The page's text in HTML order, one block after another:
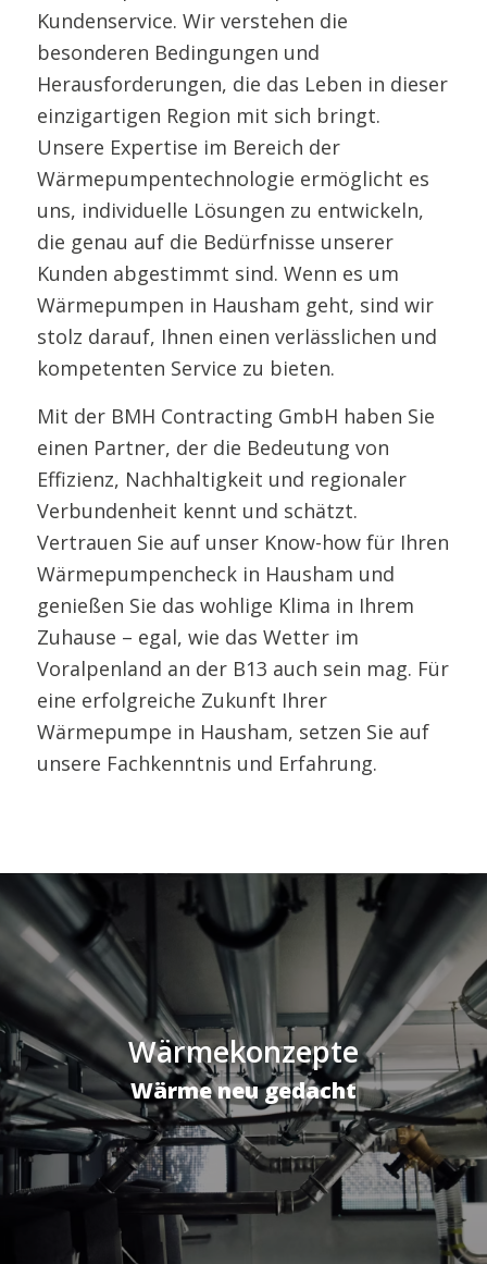
Kundenservice. Wir verstehen die
besonderen Bedingungen und
Herausforderungen, die das Leben in dieser
einzigartigen Region mit sich bringt.
Unsere Expertise im Bereich der
Wärmepumpentechnologie ermöglicht es
uns, individuelle Lösungen zu entwickeln,
die genau auf die Bedürfnisse unserer
Kunden abgestimmt sind. Wenn es um
Wärmepumpen in Hausham geht, sind wir
stolz darauf, Ihnen einen verlässlichen und
kompetenten Service zu bieten.
Mit der BMH Contracting GmbH haben Sie
einen Partner, der die Bedeutung von
Effizienz, Nachhaltigkeit und regionaler
Verbundenheit kennt und schätzt.
Vertrauen Sie auf unser Know-how für Ihren
Wärmepumpencheck in Hausham und
genießen Sie das wohlige Klima in Ihrem
Zuhause – egal, wie das Wetter im
Voralpenland an der B13 auch sein mag. Für
eine erfolgreiche Zukunft Ihrer
Wärmepumpe in Hausham, setzen Sie auf
unsere Fachkenntnis und Erfahrung.
Wärmekonzepte
Wärme neu gedacht